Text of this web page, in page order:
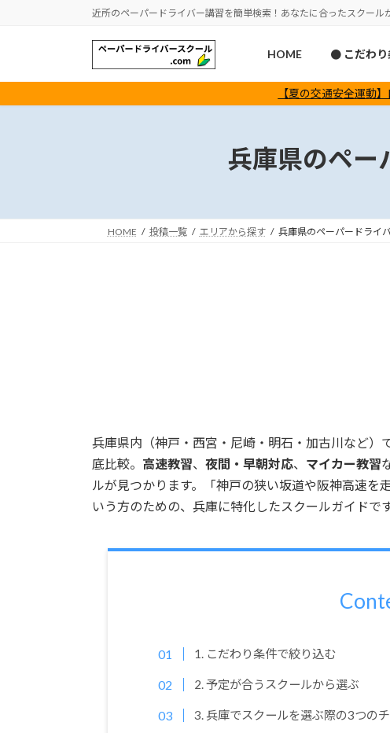
ツ
へ
シ
ョ
近所のペーパードライバー講習を簡単検索！あなたに合ったスクール
HOME ● こだわり
【夏の交通安全運動
兵庫県のペー
HOME 投稿一覧 エリアから探す 兵庫県のペーパードライ
兵庫県内（神戸・西宮・尼崎・明石・加古川など
底比較。 高速教習、 夜間・早朝対応、 マイカー教習
ルが見つかります。「神戸の狭い坂道や阪神高速を
いう方のための、兵庫に特化したスクールガイドです
1. こだわり条件で絞り込む
2. 予定が合うスクールから選ぶ
3. 兵庫でスクールを選ぶ際の3つの